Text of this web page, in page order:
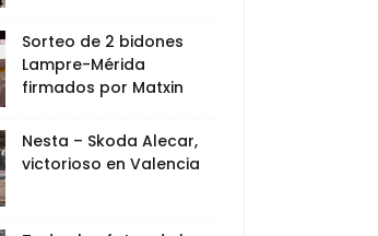
Sorteo de 2 bidones
Lampre-Mérida
firmados por Matxin
Nesta – Skoda Alecar,
victorioso en Valencia